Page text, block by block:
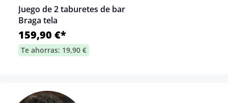
Juego de 2 taburetes de bar
Braga tela
159,90 €*
Te ahorras: 19,90 €